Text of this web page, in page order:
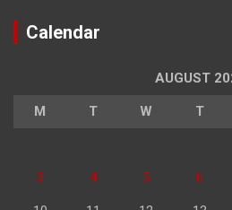
Calendar
AUGUST
M T W T
3 4 5 6